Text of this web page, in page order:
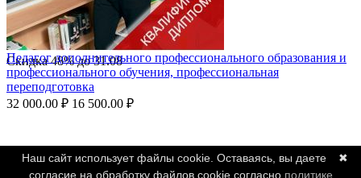
Скидка48%до31.08
Педагог дополнительного профессионального образования и
профессионального обучения, профессиональная
переподготовка
32 000.00 ₽ 16 500.00 ₽
✖
Наш сайт использует файлы cookie. Оставаясь, вы даете
согласие на обработку файлов cookie согласно политике